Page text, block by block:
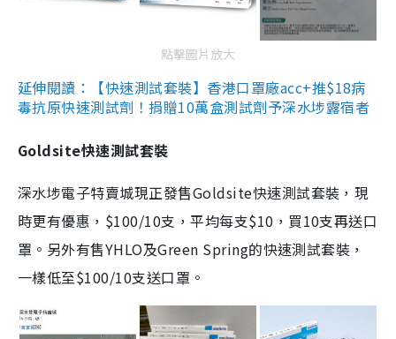
點擊圖片放大
延伸閱讀：【快速測試套裝】香港口罩廠acc+推$18病
毒抗原快速測試劑！捐贈10萬盒測試劑予深水埗露宿者
Goldsite快速測試套裝
深水埗電子特賣城現正發售Goldsite快速測試套裝，現
時更有優惠，$100/10支，平均每支$10，買10支再送口
罩。另外有售YHLO及Green Spring的快速測試套裝，
一樣低至$100/10支送口罩。